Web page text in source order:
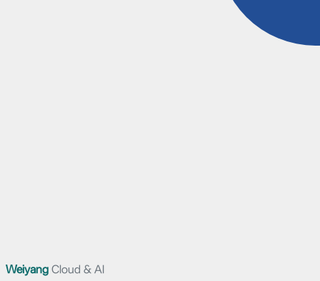
Weiyang Cloud & AI